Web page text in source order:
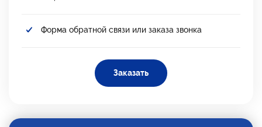
Форма обратной связи или заказа звонка
Заказать